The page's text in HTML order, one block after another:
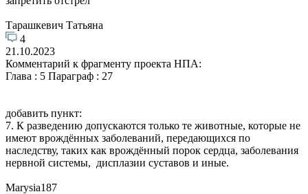
Тарашкевич Татьяна
4
21.10.2023
Комментарий к фрагменту проекта НПА:
Глава : 5 Параграф : 27
добавить пункт:
7. К разведению допускаются только те животные, которые не
имеют врождённых заболеваний, передающихся по
наследству, таких как врождённый порок сердца, заболевания
нервной системы, дисплазии суставов и иные.
Marysia187